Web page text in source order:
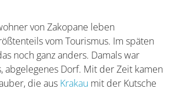
von Zakopane leben
vom Tourismus. Im späten
noch ganz anders. Damals war
abgelegenes Dorf. Mit der Zeit kamen
die aus Krakau mit der Kutsche